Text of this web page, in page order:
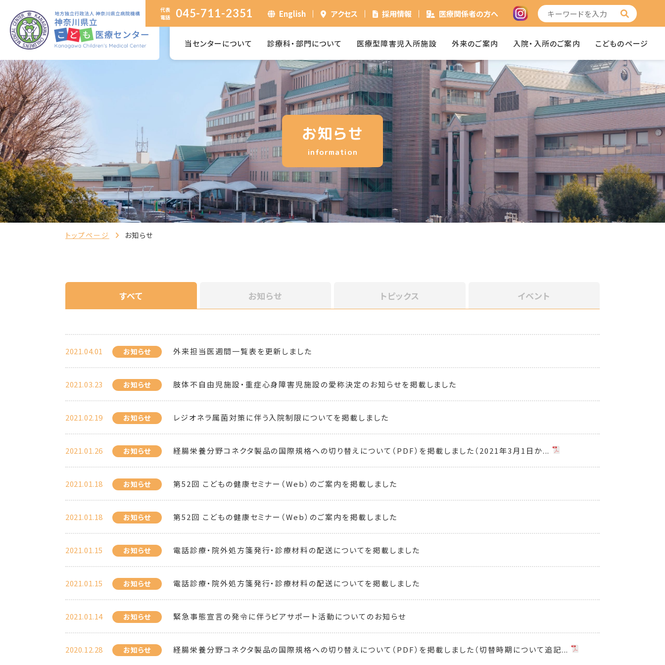
代表
電話
045-711-2351 English アクセス 採用情報 医療関係者の方へ
当センターについて 診療科・部門について 医療型障害児入所施設 外来のご案内 入院・入所のご案内 こどものページ
お知らせ
information
トップページ お知らせ
すべて お知らせ トピックス イベント
2021.04.01 お知らせ 外来担当医週間一覧表を更新しました
2021.03.23 お知らせ 肢体不自由児施設・重症心身障害児施設の愛称決定のお知らせを掲載しました
2021.02.19 お知らせ レジオネラ属菌対策に伴う入院制限についてを掲載しました
2021.01.26 お知らせ 経腸栄養分野コネクタ製品の国際規格への切り替えについて（PDF）を掲載しました（2021年3月1日か...
2021.01.18 お知らせ 第52回 こどもの健康セミナー（Web）のご案内を掲載しました
2021.01.18 お知らせ 第52回 こどもの健康セミナー（Web）のご案内を掲載しました
2021.01.15 お知らせ 電話診療・院外処方箋発行・診療材料の配送についてを掲載しました
2021.01.15 お知らせ 電話診療・院外処方箋発行・診療材料の配送についてを掲載しました
2021.01.14 お知らせ 緊急事態宣言の発令に伴うピアサポート活動についてのお知らせ
2020.12.28 お知らせ 経腸栄養分野コネクタ製品の国際規格への切り替えについて（PDF）を掲載しました（切替時期について追記...